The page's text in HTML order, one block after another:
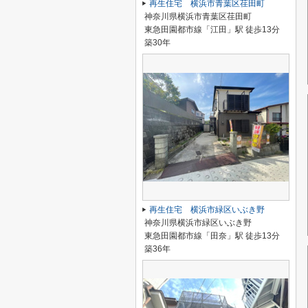
再生住宅 横浜市青葉区荏田町
神奈川県横浜市青葉区荏田町
東急田園都市線「江田」駅 徒歩13分
築30年
再生住宅 横浜市緑区いぶき野
神奈川県横浜市緑区いぶき野
東急田園都市線「田奈」駅 徒歩13分
築36年